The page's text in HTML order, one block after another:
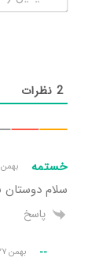
2نظرات
خستمه بهمن ۲۶, ۱۴۰۴ ۰:۴۴ ق٫ظ
سلام
پاسخ
-- بهمن ۲۷, ۱۴۰۴ ۱۱:۲۵ ق٫ظ